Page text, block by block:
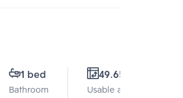
1 bed
Bathroom
49.65 Sq.m.
Usable area